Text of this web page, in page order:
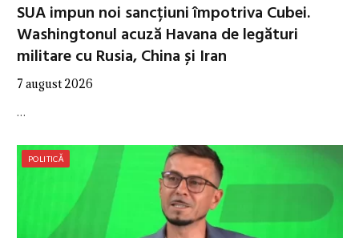
SUA impun noi sancțiuni împotriva Cubei.
Washingtonul acuză Havana de legături
militare cu Rusia, China și Iran
7 august 2026
…
POLITICĂ